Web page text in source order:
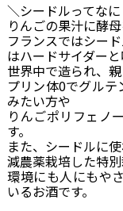
＼シードルってな
りんごの果汁に酵
フランスではシー
はハードサイダーと
世界中で造られ、
プリン体0でグル
みたい方や
りんごポリフェノ
す。
また、シードルに
減農薬栽培した特別
環境にも人にもや
いるお酒です。